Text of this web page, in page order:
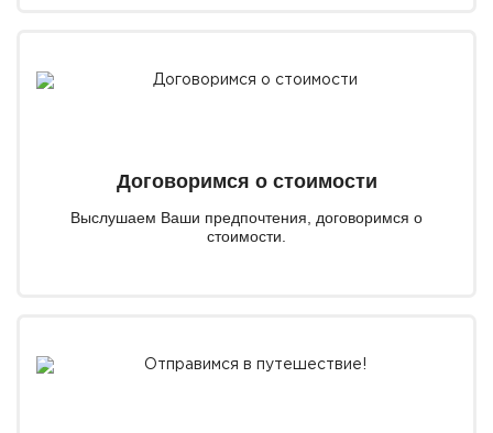
Договоримся о стоимости
Выслушаем Ваши предпочтения, договоримся о
стоимости.